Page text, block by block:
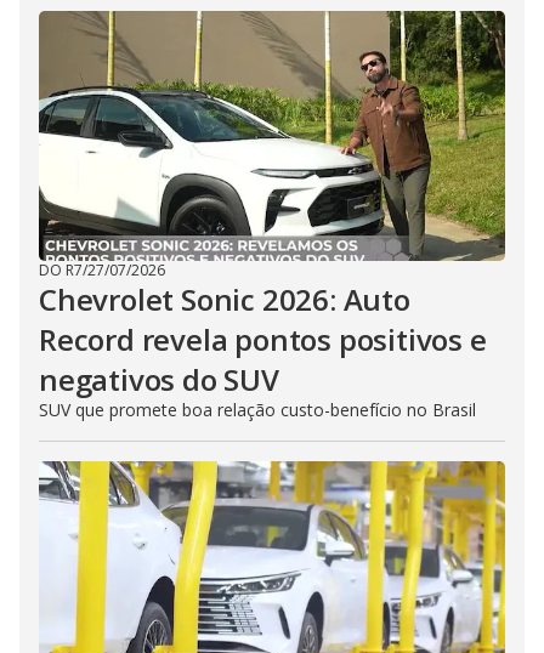
DO R7/27/07/2026
Chevrolet Sonic 2026: Auto
Record revela pontos positivos e
negativos do SUV
SUV que promete boa relação custo-benefício no Brasil